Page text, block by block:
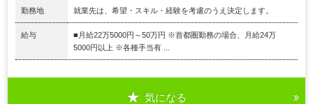
勤務地 就業先は、希望・スキル・経験を考慮のうえ決定します。
給与
■月給22万5000円～50万円 ※首都圏勤務の場合、月給24万
5000円以上 ※各種手当有 ...
気になる